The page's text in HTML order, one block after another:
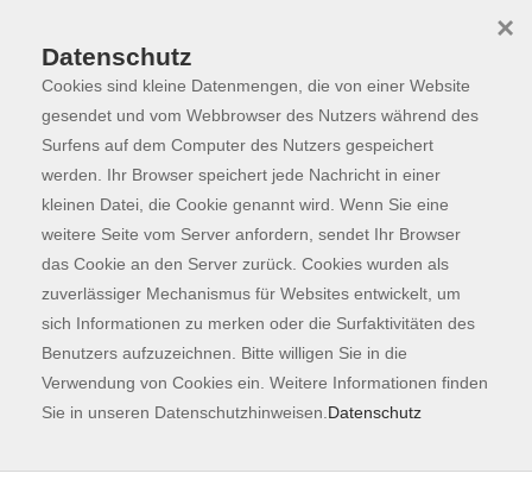
Skip to main content
Programm
Der Kurs konnte nicht gefunden werden.
Kontaktformular
Impressum
AGB
Datenschutzerklärung
Datenschutz
Cookies sind kleine Datenmengen, die von einer Website
gesendet und vom Webbrowser des Nutzers während des
Surfens auf dem Computer des Nutzers gespeichert
werden. Ihr Browser speichert jede Nachricht in einer
kleinen Datei, die Cookie genannt wird. Wenn Sie eine
weitere Seite vom Server anfordern, sendet Ihr Browser
das Cookie an den Server zurück. Cookies wurden als
zuverlässiger Mechanismus für Websites entwickelt, um
sich Informationen zu merken oder die Surfaktivitäten des
Benutzers aufzuzeichnen. Bitte willigen Sie in die
Verwendung von Cookies ein. Weitere Informationen finden
Sie in unseren Datenschutzhinweisen. Datenschutz
×